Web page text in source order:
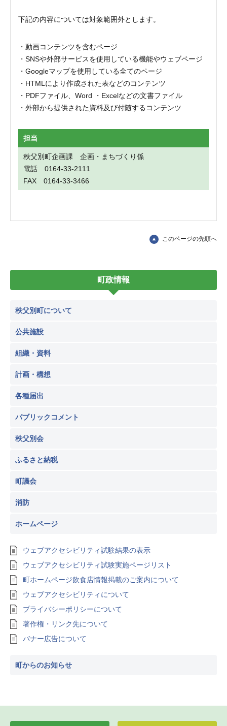
下記の内容については対象範囲外とします。
動画コンテンツを含むページ
SNSや外部サービスを使用している機能やウェブページ
Googleマップを使用している全てのページ
HTMLにより作成された表などのコンテンツ
PDFファイル、Word ・Excelなどの文書ファイル
外部から提供された資料及び付随するコンテンツ
担当
秩父別町企画課 企画・まちづくり係
電話 0164-33-2111
FAX 0164-33-3466
このページの先頭へ
町政情報
秩父別町について
公共施設
組織・資料
計画・構想
各種届出
パブリックコメント
秩父別会
ふるさと納税
町議会
消防
ホームページ
ウェブアクセシビリティ試験結果の表示
ウェブアクセシビリティ試験実施ページリスト
町ホームページ飲食店情報掲載のご案内について
ウェブアクセシビリティについて
プライバシーポリシーについて
著作権・リンク先について
バナー広告について
町からのお知らせ